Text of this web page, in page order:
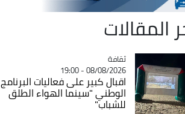
المقالات
Catégorie
ثقافة
08/08/2026 - 19:00
اقبال كبير على فعاليات البرنامج
الوطني "سينما الهواء الطلق
للشباب"